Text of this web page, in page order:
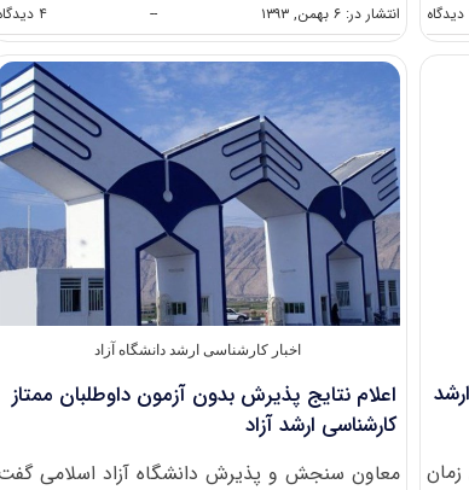
زمان
توزیع
کارت
کارشناسی
ارشد
اردیبهشت
انتشار در: ۶ بهمن, ۱۳۹۳ -- ۴ دیدگاه
اخبار کارشناسی ارشد دانشگاه آزاد
اعلام نتایج پذیرش بدون آزمون داوطلبان ممتاز
کارشناسی ارشد آزاد
معاون سنجش و پذیرش دانشگاه آزاد اسلامی